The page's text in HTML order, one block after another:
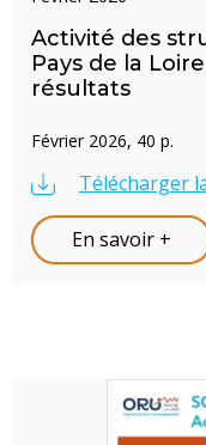
Activité des
Pays de la
résultats
Février 2026, 40 p.
Télécharger
En savoir +